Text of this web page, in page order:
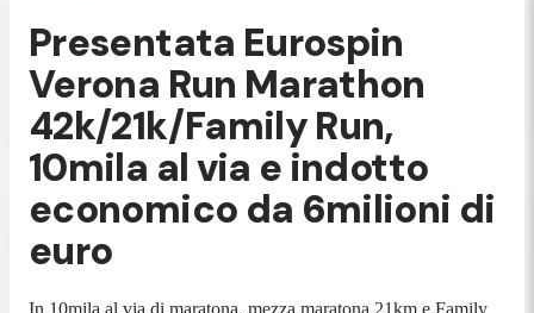
Presentata Eurospin
Verona Run Marathon
42k/21k/Family Run,
10mila al via e indotto
economico da 6milioni di
euro
In 10mila al via di maratona, mezza maratona 21km e Family